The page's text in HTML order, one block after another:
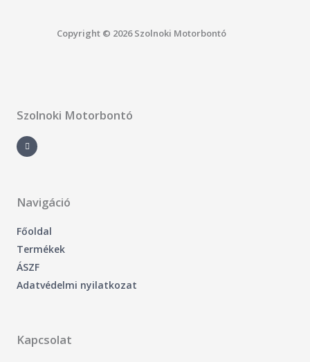
Copyright © 2026 Szolnoki Motorbontó
Szolnoki Motorbontó
a
c
e
-
f
Navigáció
Főoldal
Termékek
ÁSZF
Adatvédelmi nyilatkozat
Kapcsolat